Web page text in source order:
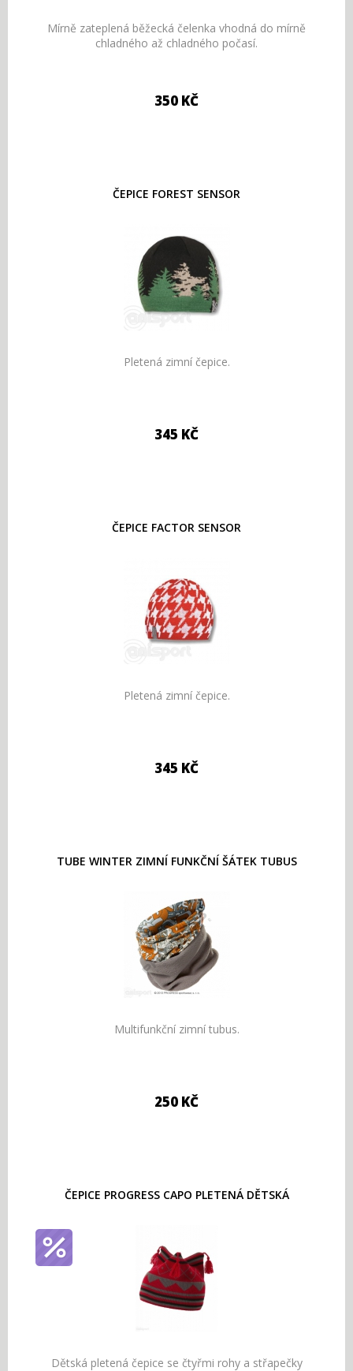
Mírně zateplená běžecká čelenka vhodná do mírně
chladného až chladného počasí.
350 KČ
ČEPICE FOREST SENSOR
Pletená zimní čepice.
345 KČ
ČEPICE FACTOR SENSOR
Pletená zimní čepice.
345 KČ
TUBE WINTER ZIMNÍ FUNKČNÍ ŠÁTEK TUBUS
Multifunkční zimní tubus.
250 KČ
ČEPICE PROGRESS CAPO PLETENÁ DĚTSKÁ
Dětská pletená čepice se čtyřmi rohy a střapečky